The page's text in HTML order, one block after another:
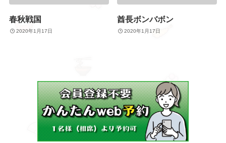
春秋戦国
2020年1月17日
酋長ボンバボン
2020年1月17日